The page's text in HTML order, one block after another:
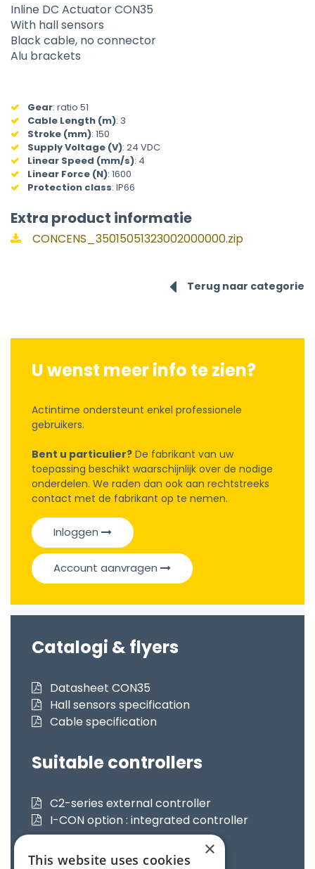
Inline DC Actuator CON35
With hall sensors
Black cable, no connector
Alu brackets
Gear: ratio 51
Cable Length (m): 3
Stroke (mm): 150
Supply Voltage (V): 24 VDC
Linear Speed (mm/s): 4
Linear Force (N): 1600
Protection class: IP66
Extra product informatie
CONCENS_35015051323002000000.zip
Terug naar categorie
U wenst meer info te zien?
Actintime ondersteunt enkel professionele
gebruikers.
Bent u particulier? De fabrikant van uw
toepassing beschikt waarschijnlijk over de nodige
onderdelen. We raden dan ook aan rechtstreeks
contact met de fabrikant op te nemen.
Inloggen
Account aanvragen
Catalogi & flyers
Datasheet CON35
Hall sensors specification
Cable specification
Suitable controllers
C2-series external controller
I-CON option : integrated controller
Certifications
×
This website uses cookies